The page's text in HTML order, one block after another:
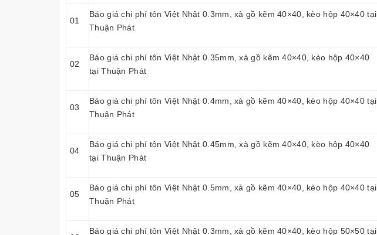
01
Báo giá chi phí tôn Việt Nhật 0.3mm, xà gồ kẽm 40×40, kèo hộp 40×40 tại
Thuận Phát
02
Báo giá chi phí tôn Việt Nhật 0.35mm, xà gồ kẽm 40×40, kèo hộp 40×40
tại Thuận Phát
03
Báo giá chi phí tôn Việt Nhật 0.4mm, xà gồ kẽm 40×40, kèo hộp 40×40 tại
Thuận Phát
04
Báo giá chi phí tôn Việt Nhật 0.45mm, xà gồ kẽm 40×40, kèo hộp 40×40
tại Thuận Phát
05
Báo giá chi phí tôn Việt Nhật 0.5mm, xà gồ kẽm 40×40, kèo hộp 40×40 tại
Thuận Phát
Báo giá chi phí tôn Việt Nhật 0.3mm, xà gồ kẽm 40×40, kèo hộp 50×50 tại